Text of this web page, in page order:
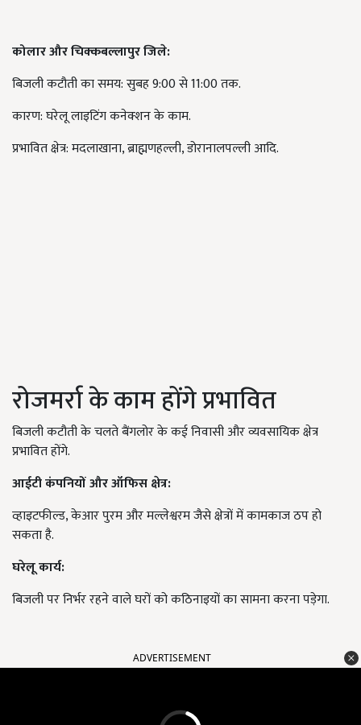
कोलार और चिक्कबल्लापुर जिले:
बिजली कटौती का समय: सुबह 9:00 से 11:00 तक.
कारण: घरेलू लाइटिंग कनेक्शन के काम.
प्रभावित क्षेत्र: मदलाखाना, ब्राह्मणहल्ली, डोरानालपल्ली आदि.
रोजमर्रा के काम होंगे प्रभावित
बिजली कटौती के चलते बैंगलोर के कई निवासी और व्यवसायिक क्षेत्र
प्रभावित होंगे.
आईटी कंपनियों और ऑफिस क्षेत्र:
व्हाइटफील्ड, केआर पुरम और मल्लेश्वरम जैसे क्षेत्रों में कामकाज ठप हो
सकता है.
घरेलू कार्य:
बिजली पर निर्भर रहने वाले घरों को कठिनाइयों का सामना करना पड़ेगा.
ADVERTISEMENT